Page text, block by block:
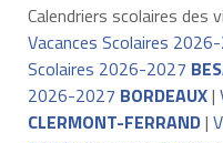
Calendriers scolaires des
Vacances Scolaires
Scolaires 2026-2027
2026-2027 BORDEAUX|
CLERMONT-FERRAND|